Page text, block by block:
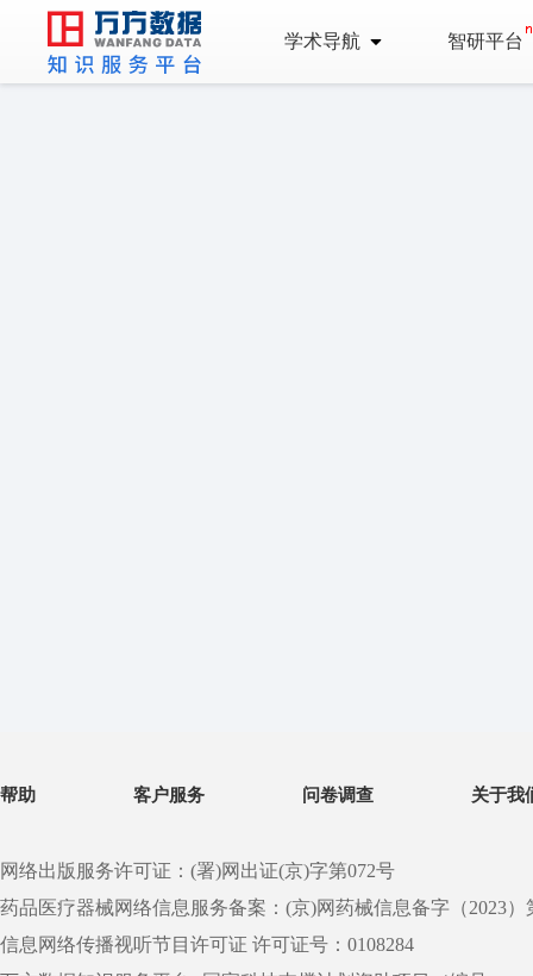
学术导航 智研平台
帮助 客户服务 问卷调查 关于我
网络出版服务许可证：(署)网出证(京)字第072号
药品医疗器械网络信息服务备案：(京)网药械信息备字（2023）
信息网络传播视听节目许可证 许可证号：0108284